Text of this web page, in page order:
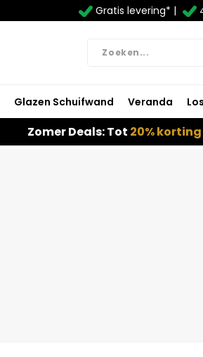
Gratis levering* |
Glazen Schuifwand Veranda
Zomer Deals: Tot 20% korting